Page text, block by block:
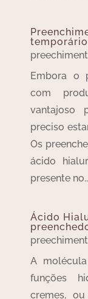
Embora o
com
vantajoso
preciso
Os
ácido
presente
Ácido
A
funções
cremes,